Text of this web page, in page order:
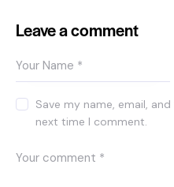
Leave a comment
Save my name, email,
next time I comment.